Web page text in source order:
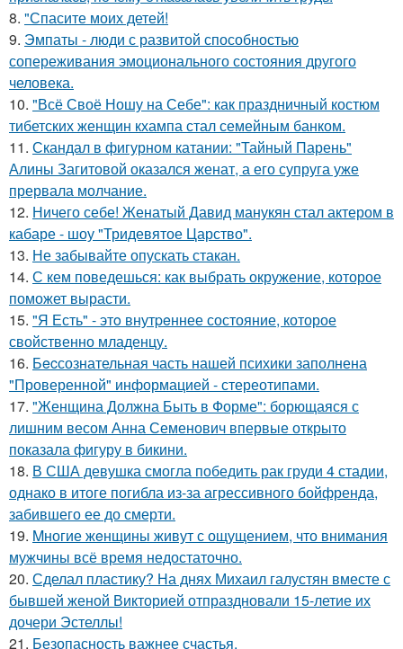
8. "Спасите моих детей!
9. Эмпаты - люди с развитой способностью
сопереживания эмоционального состояния другого
человека.
10. "Всё Своё Ношу на Себе": как праздничный костюм
тибетских женщин кхампа стал семейным банком.
11. Скандал в фигурном катании: "Тайный Парень"
Алины Загитовой оказался женат, а его супруга уже
прервала молчание.
12. Ничего себе! Женатый Давид манукян стал актером в
кабаре - шоу "Тридевятое Царство".
13. Не забывайте опускать стакан.
14. С кем поведешься: как выбрать окружение, которое
поможет вырасти.
15. "Я Есть" - этo внутpeннее состояние, которое
свойственно младенцу.
16. Бecсознательная часть нашей психики заполнена
"Проверенной" информацией - стереотипами.
17. "Женщина Должна Быть в Форме": борющаяся с
лишним весом Анна Семенович впервые открыто
показала фигуру в бикини.
18. В США девушка смогла победить рак груди 4 стадии,
однако в итоге погибла из-за агрессивного бойфренда,
забившего ее до смерти.
19. Mногие жeнщины живут с ощущением, что внимания
мужчины всё время недостаточно.
20. Сделал пластику? На днях Михаил галустян вместе с
бывшей женой Викторией отпраздновали 15-летие их
дочери Эстеллы!
21. Безопасность важнее счастья.